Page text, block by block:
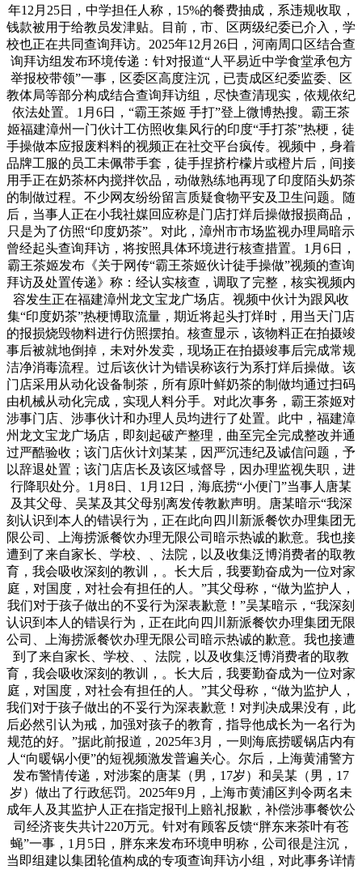
年12月25日，中学担任人称，15%的餐费抽成，系违规收取，
钱款被用于给教员发津贴。目前，市、区两级纪委已介入，学
校也正在共同查询拜访。2025年12月26日，河南周口区结合查
询拜访组发布环境传递：针对报道“人平易近中学食堂承包方
举报校带领”一事，区委区高度注沉，已责成区纪委监委、区
教体局等部分构成结合查询拜访组，尽快查清现实，依规依纪
依法处置。1月6日，“霸王茶姬 手打”登上微博热搜。霸王茶
姬福建漳州一门伙计工仿照收集风行的印度“手打茶”热梗，徒
手操做本应报废料料的视频正在社交平台疯传。视频中，身着
品牌工服的员工未佩带手套，徒手捏挤柠檬片或橙片后，间接
用手正在奶茶杯内搅拌饮品，动做熟练地再现了印度陌头奶茶
的制做过程。不少网友纷纷留言质疑食物平安及卫生问题。随
后，当事人正在小我社媒回应称是门店打烊后操做报损商品，
只是为了仿照“印度奶茶”。对此，漳州市市场监视办理局暗示
曾经起头查询拜访，将按照具体环境进行核查措置。1月6日，
霸王茶姬发布《关于网传“霸王茶姬伙计徒手操做”视频的查询
拜访及处置传递》称：经认实核查，调取了完整，核实视频内
容发生正在福建漳州龙文宝龙广场店。视频中伙计为跟风收
集“印度奶茶”热梗博取流量，期近将起头打烊时，用当天门店
的报损烧毁物料进行仿照摆拍。核查显示，该物料正在拍摄竣
事后被就地倒掉，未对外发卖，现场正在拍摄竣事后完成常规
洁净消毒流程。过后该伙计为错误称该行为系打烊后操做。该
门店采用从动化设备制茶，所有原叶鲜奶茶的制做均通过扫码
由机械从动化完成，实现人料分手。对此次事务，霸王茶姬对
涉事门店、涉事伙计和办理人员均进行了处置。此中，福建漳
州龙文宝龙广场店，即刻起破产整理，曲至完全完成整改并通
过严酷验收；该门店伙计刘某某，因严沉违纪及诚信问题，予
以辞退处置；该门店店长及该区域督导，因办理监视失职，进
行降职处分。1月8日、1月12日，海底捞“小便门”当事人唐某
及其父母、吴某及其父母别离发传教歉声明。唐某暗示“我深
刻认识到本人的错误行为，正在此向四川新派餐饮办理集团无
限公司、上海捞派餐饮办理无限公司暗示热诚的歉意。我也接
遭到了来自家长、学校、、法院，以及收集泛博消费者的取教
育，我会吸收深刻的教训，。长大后，我要勤奋成为一位对家
庭，对国度，对社会有担任的人。”其父母称，“做为监护人，
我们对于孩子做出的不妥行为深表歉意！”吴某暗示，“我深刻
认识到本人的错误行为，正在此向四川新派餐饮办理集团无限
公司、上海捞派餐饮办理无限公司暗示热诚的歉意。我也接遭
到了来自家长、学校、、法院，以及收集泛博消费者的取教
育，我会吸收深刻的教训，。长大后，我要勤奋成为一位对家
庭，对国度，对社会有担任的人。”其父母称，“做为监护人，
我们对于孩子做出的不妥行为深表歉意！对判决成果没有，此
后必然引认为戒，加强对孩子的教育，指导他成长为一名行为
规范的好。”据此前报道，2025年3月，一则海底捞暖锅店内有
人“向暖锅小便”的短视频激发普遍关心。尔后，上海黄浦警方
发布警情传递，对涉案的唐某（男，17岁）和吴某（男，17
岁）做出了行政惩罚。2025年9月，上海市黄浦区判令两名未
成年人及其监护人正在指定报刊上赔礼报歉，补偿涉事餐饮公
司经济丧失共计220万元。针对有顾客反馈“胖东来茶叶有苍
蝇”一事，1月5日，胖东来发布环境申明称，公司很是注沉，
当即组建以集团轮值构成的专项查询拜访小组，对此事务详情